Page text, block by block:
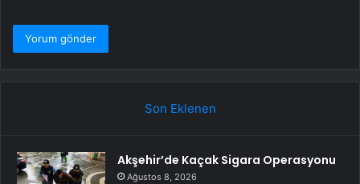
Son Eklenen
Akşehir’de Kaçak Sigara Operasyonu
Ağustos 8, 2026